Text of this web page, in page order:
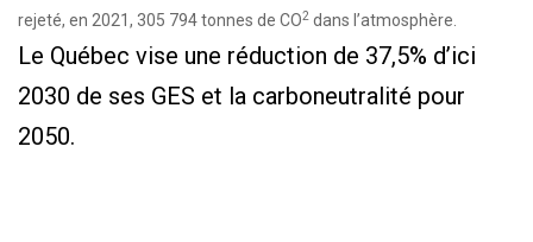
rejeté, en 2021, 305 794 tonnes de CO2 dans l’atmosphère.
Le Québec vise une réduction de 37,5% d’ici
2030 de ses GES et la carboneutralité pour
2050.